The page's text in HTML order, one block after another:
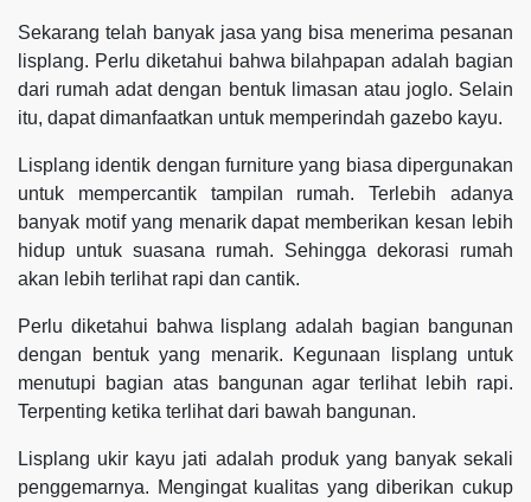
Sekarang telah banyak jasa yang bisa menerima pesanan
lisplang. Perlu diketahui bahwa bilahpapan adalah bagian
dari rumah adat dengan bentuk limasan atau joglo. Selain
itu, dapat dimanfaatkan untuk memperindah gazebo kayu.
Lisplang identik dengan furniture yang biasa dipergunakan
untuk mempercantik tampilan rumah. Terlebih adanya
banyak motif yang menarik dapat memberikan kesan lebih
hidup untuk suasana rumah. Sehingga dekorasi rumah
akan lebih terlihat rapi dan cantik.
Perlu diketahui bahwa lisplang adalah bagian bangunan
dengan bentuk yang menarik. Kegunaan lisplang untuk
menutupi bagian atas bangunan agar terlihat lebih rapi.
Terpenting ketika terlihat dari bawah bangunan.
Lisplang ukir kayu jati adalah produk yang banyak sekali
penggemarnya. Mengingat kualitas yang diberikan cukup